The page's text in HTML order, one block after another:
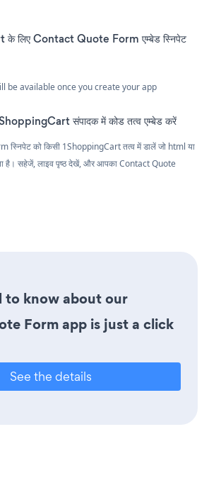
लिए Contact Quote Form एम्बेड स्निपेट
be available once you create your app
संपादक में कोड तत्व एम्बेड करें
स्निपेट को किसी 1ShoppingCart तत्व में डालें जो html या
है। सहेजें, लाइव पृष्ठ देखें, और आपका Contact Quote
to know about our
Form app is just a click
See the details